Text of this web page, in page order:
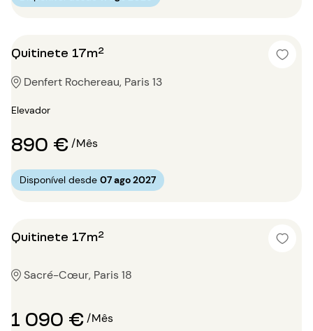
Quitinete 17m²
Denfert Rochereau, Paris 13
Elevador
890 €/Mês
Disponível desde 07 ago 2027
Quitinete 17m²
Sacré-Cœur, Paris 18
1 090 €/Mês